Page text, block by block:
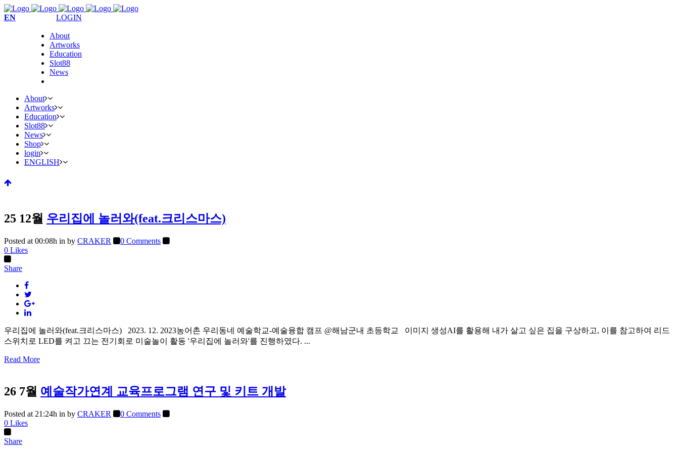
EN LOGIN
About
Artworks
Education
Slot88
News
About
Artworks
Education
Slot88
News
Shop
login
ENGLISH
25 12월 우리집에 놀러와(feat.크리스마스)
Posted at 00:08h in by CRAKER
0 Comments
0 Likes
Share
우리집에 놀러와(feat.크리스마스) 2023. 12. 2023농어촌 우리동네 예술학교-예술융합 캠프 @해남군내 초등학교 이미지 생성AI를 활용해 내가 살고 싶은 집을 구상하고, 이를 참고하여 리드
스위치로 LED를 켜고 끄는 전기회로 미술놀이 활동 '우리집에 놀러와'를 진행하였다. ...
Read More
26 7월 예술작가연계 교육프로그램 연구 및 키트 개발
Posted at 21:24h in by CRAKER
0 Comments
0 Likes
Share